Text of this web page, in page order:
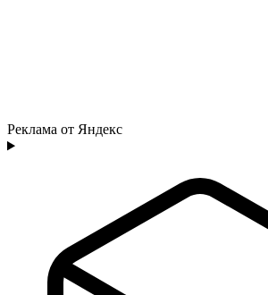
Реклама от Яндекс